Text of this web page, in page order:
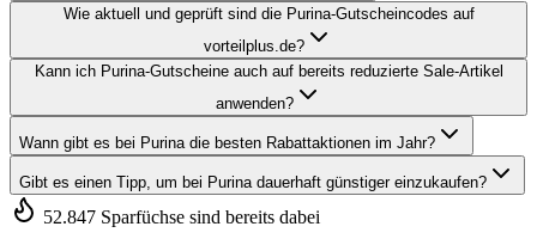
Wie aktuell und geprüft sind die Purina-Gutscheincodes auf
vorteilplus.de?
Kann ich Purina-Gutscheine auch auf bereits reduzierte Sale-Artikel
anwenden?
Wann gibt es bei Purina die besten Rabattaktionen im Jahr?
Gibt es einen Tipp, um bei Purina dauerhaft günstiger einzukaufen?
52.847 Sparfüchse sind bereits dabei